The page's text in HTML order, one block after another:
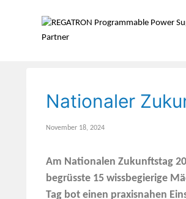
Nationaler
November 18, 2024
Am Nationalen Zukunftstag
begrüsste 15 wissbegierige
Tag bot einen praxisnahen